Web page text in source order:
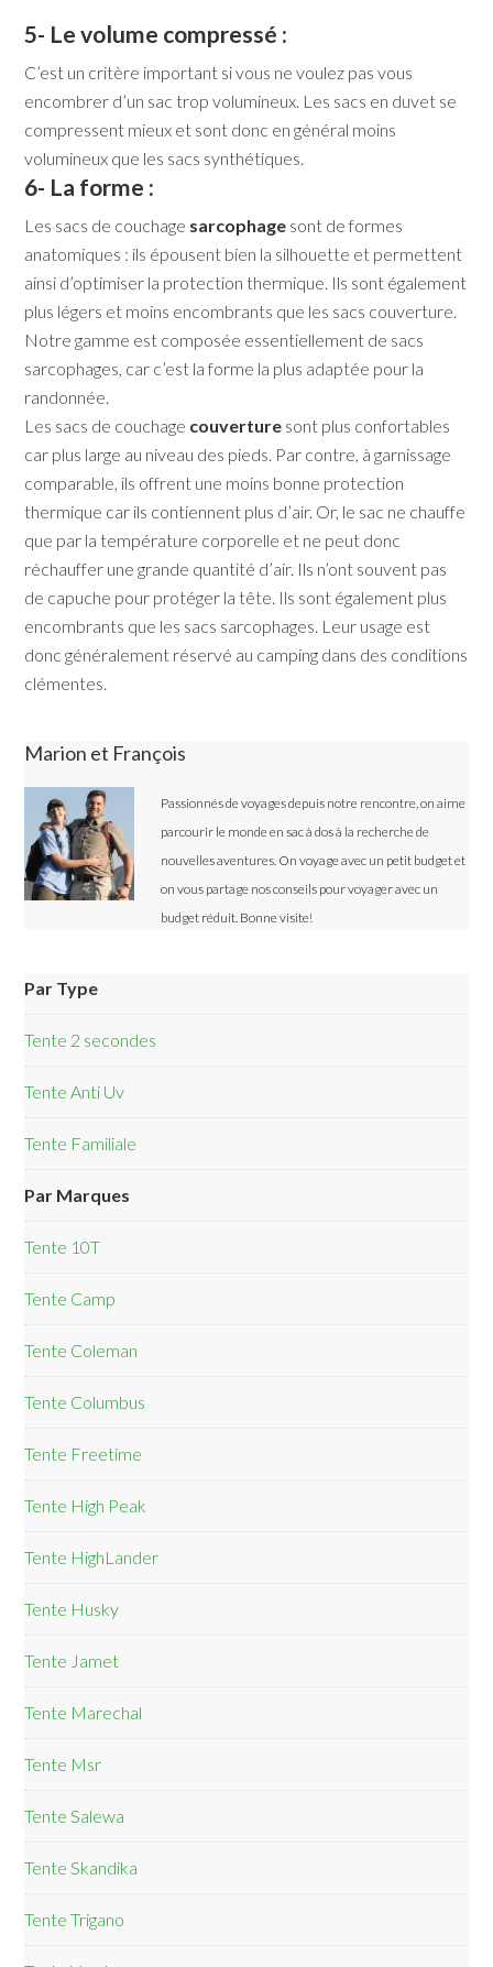
5- Le volume compressé :
C’est un critère important si vous ne voulez pas vous
encombrer d’un sac trop volumineux. Les sacs en duvet se
compressent mieux et sont donc en général moins
volumineux que les sacs synthétiques.
6- La forme :
Les sacs de couchage sarcophage sont de formes
anatomiques : ils épousent bien la silhouette et permettent
ainsi d’optimiser la protection thermique. Ils sont également
plus légers et moins encombrants que les sacs couverture.
Notre gamme est composée essentiellement de sacs
sarcophages, car c’est la forme la plus adaptée pour la
randonnée.
Les sacs de couchage couverture sont plus confortables
car plus large au niveau des pieds. Par contre, à garnissage
comparable, ils offrent une moins bonne protection
thermique car ils contiennent plus d’air. Or, le sac ne chauffe
que par la température corporelle et ne peut donc
réchauffer une grande quantité d’air. Ils n’ont souvent pas
de capuche pour protéger la tête. Ils sont également plus
encombrants que les sacs sarcophages. Leur usage est
donc généralement réservé au camping dans des conditions
clémentes.
Marion et François
Passionnés de voyages depuis notre rencontre, on aime
parcourir le monde en sac à dos à la recherche de
nouvelles aventures. On voyage avec un petit budget et
on vous partage nos conseils pour voyager avec un
budget réduit. Bonne visite!
Par Type
Tente 2 secondes
Tente Anti Uv
Tente Familiale
Par Marques
Tente 10T
Tente Camp
Tente Coleman
Tente Columbus
Tente Freetime
Tente High Peak
Tente HighLander
Tente Husky
Tente Jamet
Tente Marechal
Tente Msr
Tente Salewa
Tente Skandika
Tente Trigano